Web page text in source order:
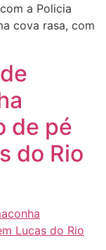
a Policia
cova rasa, com
de pé
do Rio